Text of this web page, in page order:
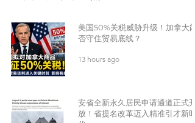
美国50%关税威胁升级！加拿大能
否守住贸易底线？
13 hours ago
安省全新永久居民申请通道正式开
放！省提名改革迈入精准引才新时